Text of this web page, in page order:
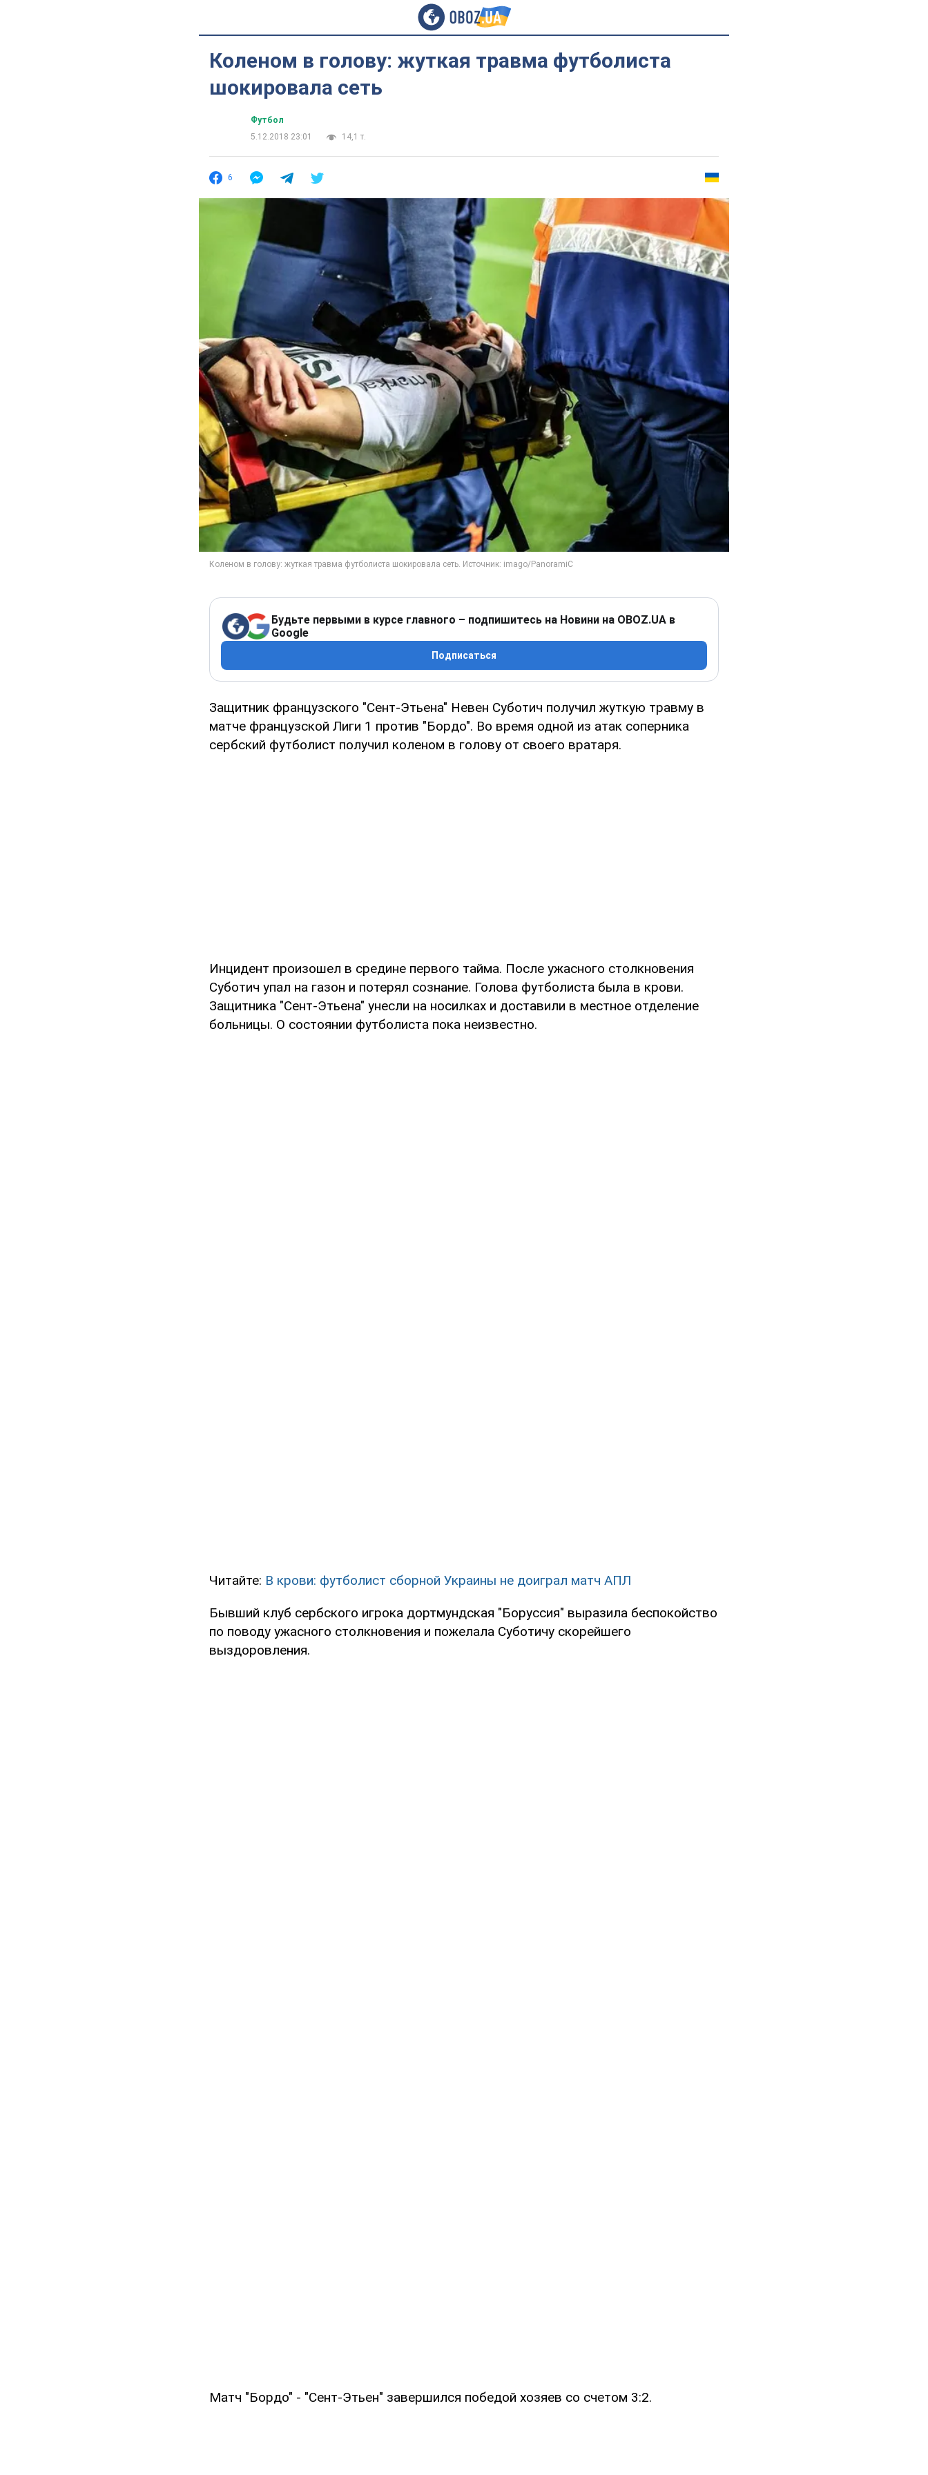
Коленом в голову: жуткая травма футболиста
шокировала сеть
Футбол
5.12.2018 23:01
14,1 т.
6
Будьте первыми в курсе главного – подпишитесь на Новини на OBOZ.UA в
Google
Подписаться
Защитник французского "Сент-Этьена" Невен Суботич получил жуткую травму в
матче французской Лиги 1 против "Бордо". Во время одной из атак соперника
сербский футболист получил коленом в голову от своего вратаря.
Инцидент произошел в средине первого тайма. После ужасного столкновения
Суботич упал на газон и потерял сознание. Голова футболиста была в крови.
Защитника "Сент-Этьена" унесли на носилках и доставили в местное отделение
больницы. О состоянии футболиста пока неизвестно.
Читайте: В крови: футболист сборной Украины не доиграл матч АПЛ
Бывший клуб сербского игрока дортмундская "Боруссия" выразила беспокойство
по поводу ужасного столкновения и пожелала Суботичу скорейшего
выздоровления.
Матч "Бордо" - "Сент-Этьен" завершился победой хозяев со счетом 3:2.